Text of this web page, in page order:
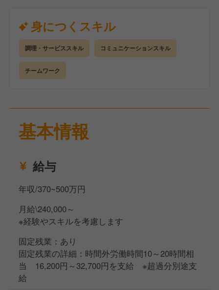
※勤務地に関してはお住まいの最寄り店舗を中心に、
面接でご相談の上決定致します！
身につくスキル
調理・サービススキル コミュニケーションスキル
チームワーク
基本情報
給与
年収/370~500万円
月給\240,000～
※経験やスキルを考慮します
固定残業：あり
固定残業の詳細：時間外労働時間10～20時間相
当 16,200円～32,700円を支給 ※超過分別途支
給